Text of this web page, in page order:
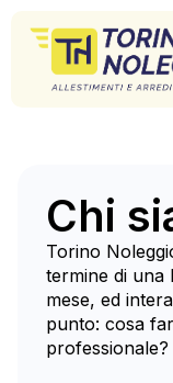
Chi
Torino
termine di una
mese, ed
punto: cosa
professionale?